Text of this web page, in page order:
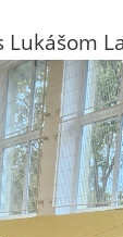
Lukášom